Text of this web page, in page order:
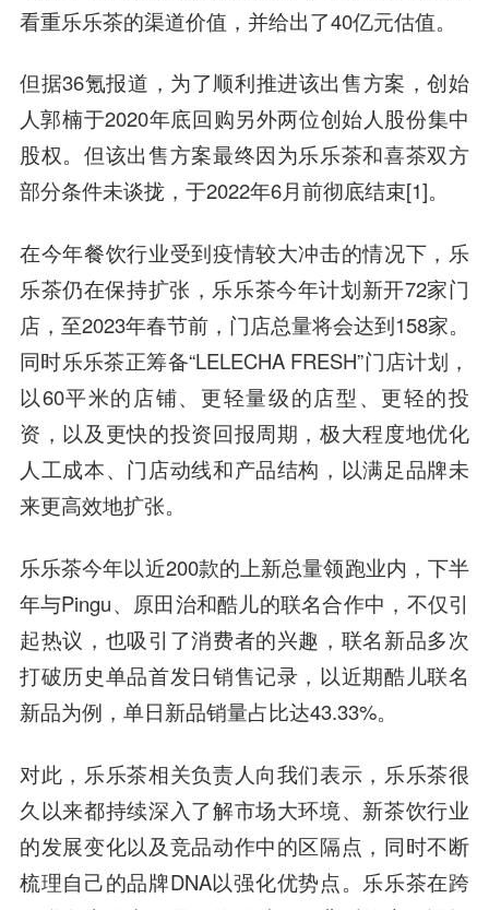
看重乐乐茶的渠道价值，并给出了40亿元估值。
但据36氪报道，为了顺利推进该出售方案，创始
人郭楠于2020年底回购另外两位创始人股份集中
股权。但该出售方案最终因为乐乐茶和喜茶双方
部分条件未谈拢，于2022年6月前彻底结束[1]。
在今年餐饮行业受到疫情较大冲击的情况下，乐
乐茶仍在保持扩张，乐乐茶今年计划新开72家门
店，至2023年春节前，门店总量将会达到158家。
同时乐乐茶正筹备“LELECHA FRESH”门店计划，
以60平米的店铺、更轻量级的店型、更轻的投
资，以及更快的投资回报周期，极大程度地优化
人工成本、门店动线和产品结构，以满足品牌未
来更高效地扩张。
乐乐茶今年以近200款的上新总量领跑业内，下半
年与Pingu、原田治和酷儿的联名合作中，不仅引
起热议，也吸引了消费者的兴趣，联名新品多次
打破历史单品首发日销售记录，以近期酷儿联名
新品为例，单日新品销量占比达43.33%。
对此，乐乐茶相关负责人向我们表示，乐乐茶很
久以来都持续深入了解市场大环境、新茶饮行业
的发展变化以及竞品动作中的区隔点，同时不断
梳理自己的品牌DNA以强化优势点。乐乐茶在跨